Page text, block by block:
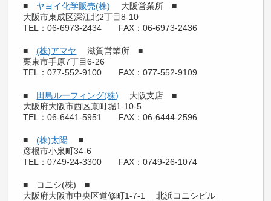
■ ヤヨイ化学販売(株) 大阪営業所 ■
大阪市東成区深江北2丁目8-10
TEL：06-6973-2434 FAX：06-6973-2436
■(株)アマヤ 滋賀営業所 ■
栗東市手原7丁目6-26
TEL：077-552-9100 FAX：077-552-9109
■ 田島ルーフィング(株) 大阪支店 ■
大阪府大阪市西区京町堀1-10-5
TEL：06-6441-5951 FAX：06-6444-2596
■(株)太陽 ■
彦根市小泉町34-6
TEL：0749-24-3300 FAX：0749-26-1074
■ コニシ(株) ■
大阪府大阪市中央区道修町1-7-1 北浜コニシビル